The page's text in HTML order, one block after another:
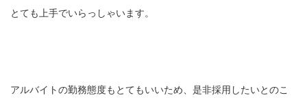
とても上手でいらっしゃいます。
アルバイトの勤務態度もとてもいいため、是非採用したいとのこ